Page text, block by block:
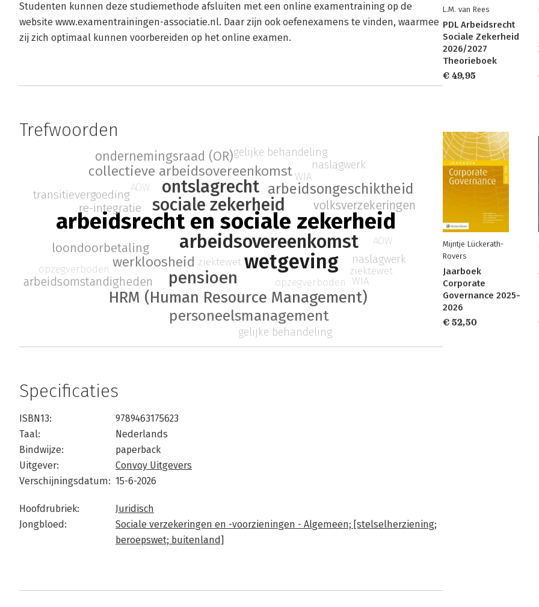
Studenten kunnen deze studiemethode afsluiten met een online examentraining op de
website www.examentrainingen-associatie.nl. Daar zijn ook oefenexamens te vinden, waarmee
zij zich optimaal kunnen voorbereiden op het online examen.
Trefwoorden
arbeidsrecht en sociale zekerheid
arbeidsovereenkomst
wetgeving
pensioen
sociale zekerheid
ontslagrecht
HRM (Human Resource Management)
collectieve arbeidsovereenkomst
werkloosheid
personeelsmanagement
arbeidsongeschiktheid
loondoorbetaling
volksverzekeringen
ondernemingsraad (OR)
arbeidsomstandigheden
re-integratie
transitievergoeding
ziektewet
opzegverboden
AOW
naslagwerk
gelijke behandeling
WIA
ziektewet
opzegverboden
AOW
naslagwerk
gelijke behandeling
WIA
Specificaties
ISBN13:
9789463175623
Taal:
Nederlands
Bindwijze:
paperback
Uitgever:
Convoy Uitgevers
Verschijningsdatum: 15-6-2026
Hoofdrubriek:
Juridisch
Jongbloed:
Sociale verzekeringen en -voorzieningen - Algemeen; [stelselherziening;
beroepswet; buitenland]
L.M. van Rees
PDL Arbeidsrecht
Sociale Zekerheid
2026/2027
Theorieboek
€ 49,95
Mijntje Lückerath-
Rovers
Jaarboek
Corporate
Governance 2025-
2026
€ 52,50